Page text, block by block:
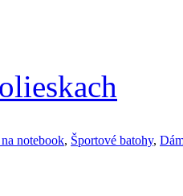
notebook, Športové batohy,